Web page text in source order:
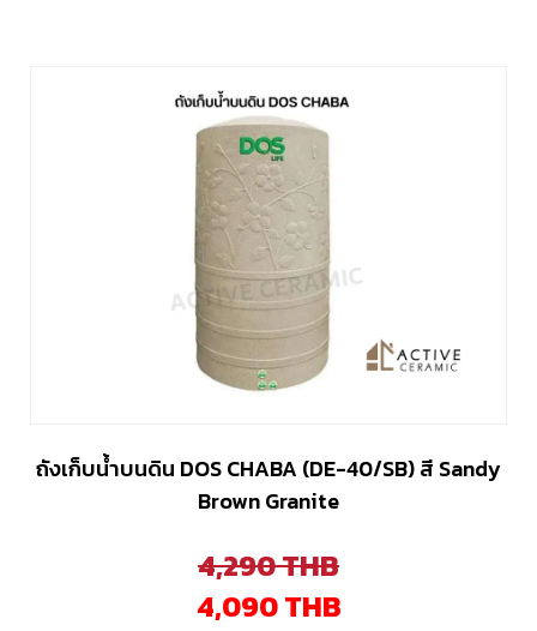
ถังเก็บน้ำบนดิน DOS CHABA (DE-40/SB) สี Sandy
Brown Granite
4,290THB
4,090THB